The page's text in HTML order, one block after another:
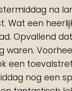
na
Wat een
Opvallend
waren.
een
nog een